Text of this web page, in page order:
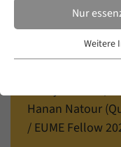
Gaza’s
Authored
Political
Hanan Natour
/ EUME Fellow
Nur
Essenzielle Cookies
einwandfrei
Name Cookie-
Weitere